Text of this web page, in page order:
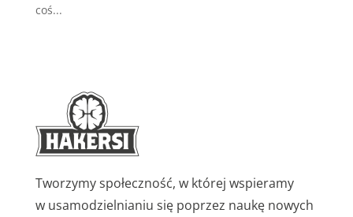
coś...
Tworzymy społeczność, w której wspieramy
w usamodzielnianiu się poprzez naukę nowych